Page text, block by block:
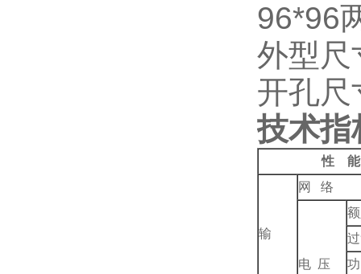
96*96
外型尺
开孔尺
技术指
性 能
输
网 络
电 压